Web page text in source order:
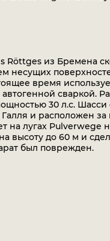
Röttges из Бремена
несущих
время
сваркой.
30 л.с.
и расположен
на лугах
высоту до 60 м и
был поврежден.